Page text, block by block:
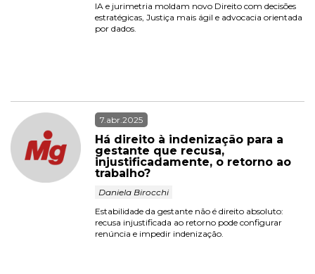
IA e jurimetria moldam novo Direito com decisões
estratégicas, Justiça mais ágil e advocacia orientada
por dados.
7.abr.2025
Há direito à indenização para a
gestante que recusa,
injustificadamente, o retorno ao
trabalho?
Daniela Birocchi
Estabilidade da gestante não é direito absoluto:
recusa injustificada ao retorno pode configurar
renúncia e impedir indenização.